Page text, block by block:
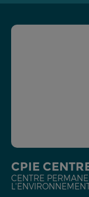
CPIE
CENTRE